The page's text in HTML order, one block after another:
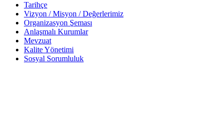
Tarihçe
Vizyon / Misyon / Değerlerimiz
Organizasyon Şeması
Anlaşmalı Kurumlar
Mevzuat
Kalite Yönetimi
Sosyal Sorumluluk